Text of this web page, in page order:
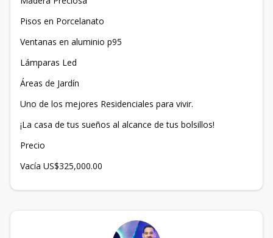
Pisos en Porcelanato
Ventanas en aluminio p95
Lámparas Led
Áreas de Jardín
Uno de los mejores Residenciales para vivir.
¡La casa de tus sueños al alcance de tus bolsillos!
Precio
Vacía US$325,000.00